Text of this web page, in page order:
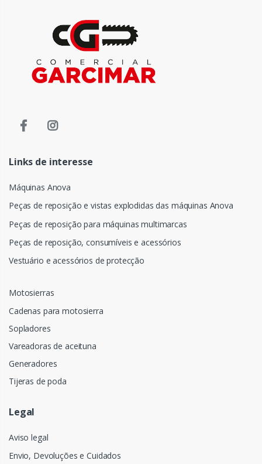
Links de interesse
Máquinas Anova
Peças de reposição e vistas explodidas das máquinas Anova
Peças de reposição para máquinas multimarcas
Peças de reposição, consumíveis e acessórios
Vestuário e acessórios de protecção
Motosierras
Cadenas para motosierra
Sopladores
Vareadoras de aceituna
Generadores
Tijeras de poda
Legal
Aviso legal
Envio, Devoluções e Cuidados